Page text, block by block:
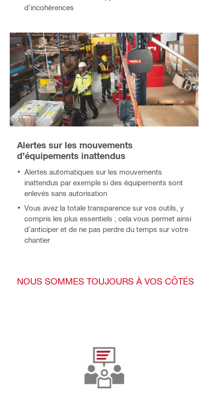
d’incohérences
Alertes sur les mouvements
d’équipements inattendus
Alertes automatiques sur les mouvements
inattendus par exemple si des équipements sont
enlevés sans autorisation
Vous avez la totale transparence sur vos outils, y
compris les plus essentiels ; cela vous permet ainsi
d’anticiper et de ne pas perdre du temps sur votre
chantier
NOUS SOMMES TOUJOURS À VOS CÔTÉS